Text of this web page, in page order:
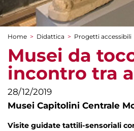
Tu sei qui
Home > Didattica > Progetti accessibili
Musei da
incontro tra
28/12/2019
Musei Capitolini Centrale
Visite guidate tattili-sensoriali